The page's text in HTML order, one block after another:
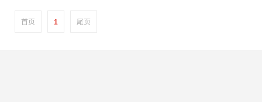
首页 1 尾页